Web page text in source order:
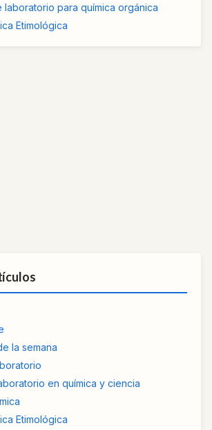
laboratorio para química orgánica
Etimológica
la semana
en química y ciencia
Etimológica